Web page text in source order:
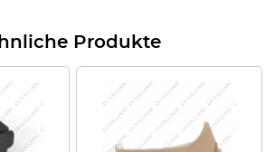
Produkte